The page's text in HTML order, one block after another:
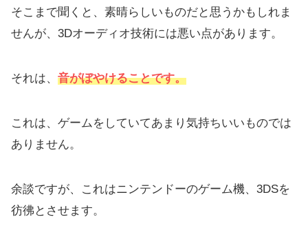
そこまで聞くと、素晴らしいものだと思うかもしれま
せんが、3Dオーディオ技術には悪い点があります。
それは、 音がぼやけることです。
これは、ゲームをしていてあまり気持ちいいものでは
ありません。
余談ですが、これはニンテンドーのゲーム機、3DSを
彷彿とさせます。